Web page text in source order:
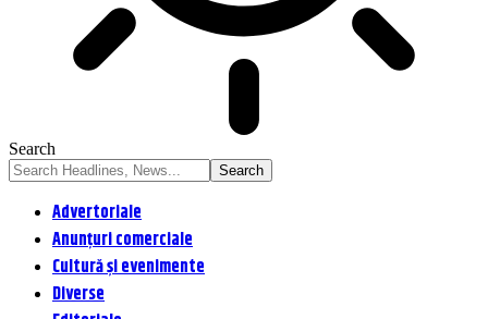
Search
Advertoriale
Anunțuri comerciale
Cultură și evenimente
Diverse